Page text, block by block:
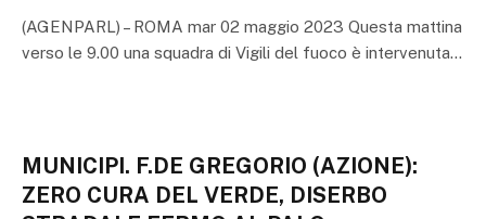
(AGENPARL) – ROMA mar 02 maggio 2023 Questa mattina
verso le 9.00 una squadra di Vigili del fuoco è intervenuta…
MUNICIPI. F.DE GREGORIO (AZIONE):
ZERO CURA DEL VERDE, DISERBO